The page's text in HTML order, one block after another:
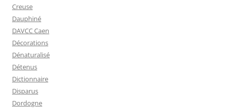
Creuse
Dauphiné
DAVCC Caen
Décorations
Dénaturalisé
Détenus
Dictionnaire
Disparus
Dordogne